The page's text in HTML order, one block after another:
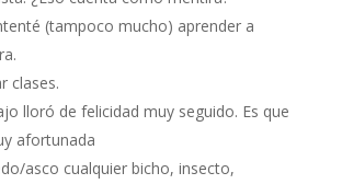
(tampoco mucho) aprender a
clases.
lloró de felicidad muy seguido. Es que
afortunada
asco cualquier bicho, insecto,